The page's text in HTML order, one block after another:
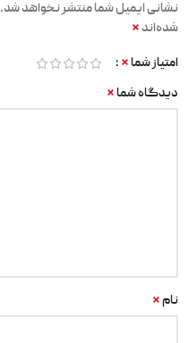
نشانی ایمیل شما منتشر نخواهد شد.
شده‌اند *
امتیاز شما *
دیدگاه شما *
نام *